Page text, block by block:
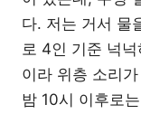
다. 저는 거서 물
로 4인 기준 넉
이라 위층 소리
밤 10시 이후로